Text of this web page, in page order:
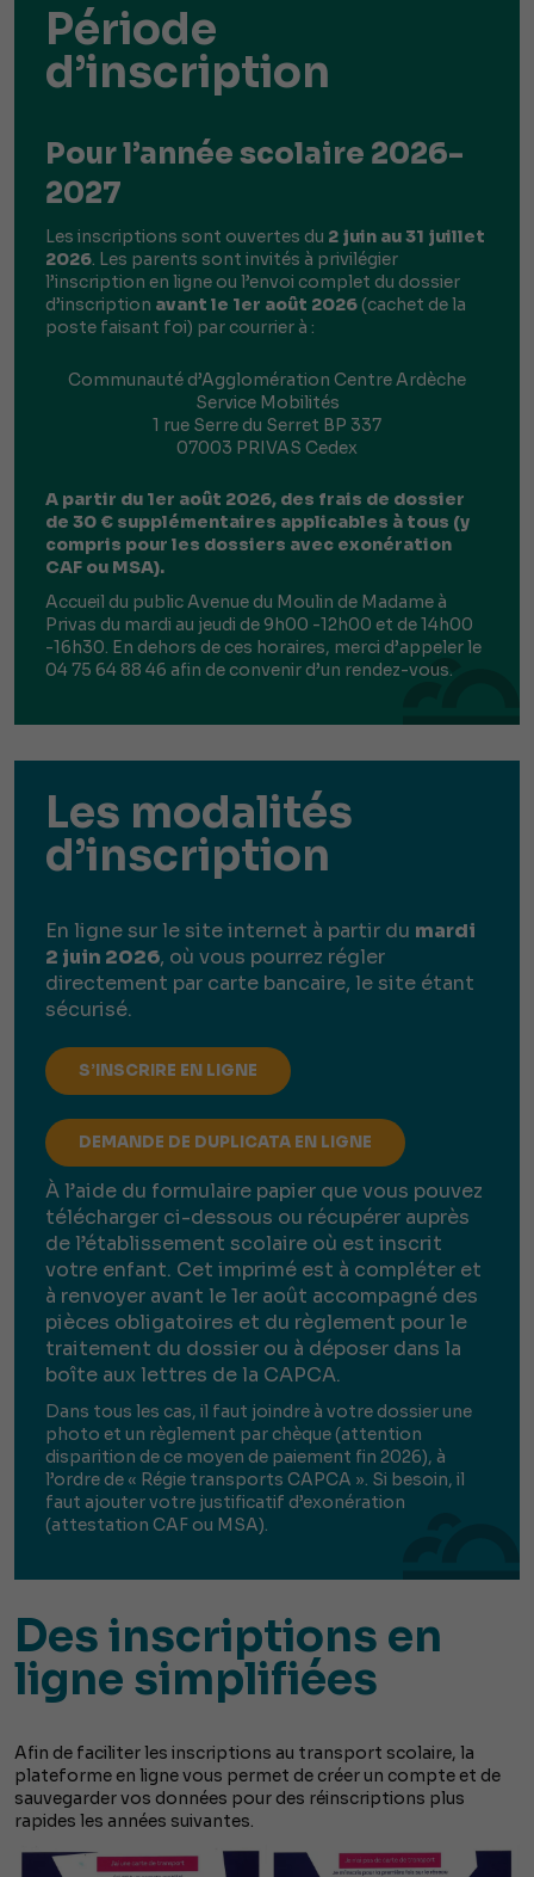
Période
d’inscription
Pour l’année scolaire 2026-
2027
Les inscriptions sont ouvertes du 2 juin au 31 juillet
2026. Les parents sont invités à privilégier
l’inscription en ligne ou l’envoi complet du dossier
d’inscription avant le 1er août 2026 (cachet de la
poste faisant foi) par courrier à :
Communauté d’Agglomération Centre Ardèche
Service Mobilités
1 rue Serre du Serret BP 337
07003 PRIVAS Cedex
A partir du 1er août 2026, des frais de dossier
de 30 € supplémentaires applicables à tous (y
compris pour les dossiers avec exonération
CAF ou MSA).
Accueil du public Avenue du Moulin de Madame à
Privas du mardi au jeudi de 9h00 -12h00 et de 14h00
-16h30. En dehors de ces horaires, merci d’appeler le
04 75 64 88 46 afin de convenir d’un rendez-vous.
Les modalités
d’inscription
En ligne sur le site internet à partir du mardi
2 juin 2026, où vous pourrez régler
directement par carte bancaire, le site étant
sécurisé.
S’INSCRIRE EN LIGNE
DEMANDE DE DUPLICATA EN LIGNE
À l’aide du formulaire papier que vous pouvez
télécharger ci-dessous ou récupérer auprès
de l’établissement scolaire où est inscrit
votre enfant. Cet imprimé est à compléter et
à renvoyer avant le 1er août accompagné des
pièces obligatoires et du règlement pour le
traitement du dossier ou à déposer dans la
boîte aux lettres de la CAPCA.
Dans tous les cas, il faut joindre à votre dossier une
photo et un règlement par chèque (attention
disparition de ce moyen de paiement fin 2026), à
l’ordre de « Régie transports CAPCA ». Si besoin, il
faut ajouter votre justificatif d’exonération
(attestation CAF ou MSA).
Des inscriptions en
ligne simplifiées
Afin de faciliter les inscriptions au transport scolaire, la
plateforme en ligne vous permet de créer un compte et de
sauvegarder vos données pour des réinscriptions plus
rapides les années suivantes.